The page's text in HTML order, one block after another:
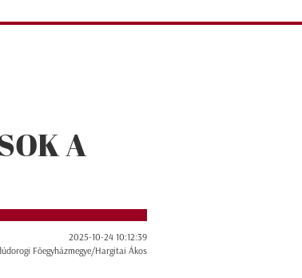
A
2025-10-24 10:12:39
Főegyházmegye/Hargitai Ákos